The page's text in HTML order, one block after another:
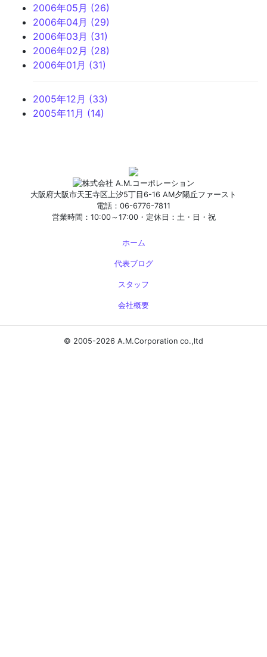
2006年05月 (26)
2006年04月 (29)
2006年03月 (31)
2006年02月 (28)
2006年01月 (31)
2005年12月 (33)
2005年11月 (14)
大阪府大阪市天王寺区上汐5丁目6-16 AM夕陽丘ファースト
電話：06-6776-7811
営業時間：10:00～17:00・定休日：土・日・祝
ホーム
代表ブログ
スタッフ
会社概要
© 2005-2026 A.M.Corporation co.,ltd